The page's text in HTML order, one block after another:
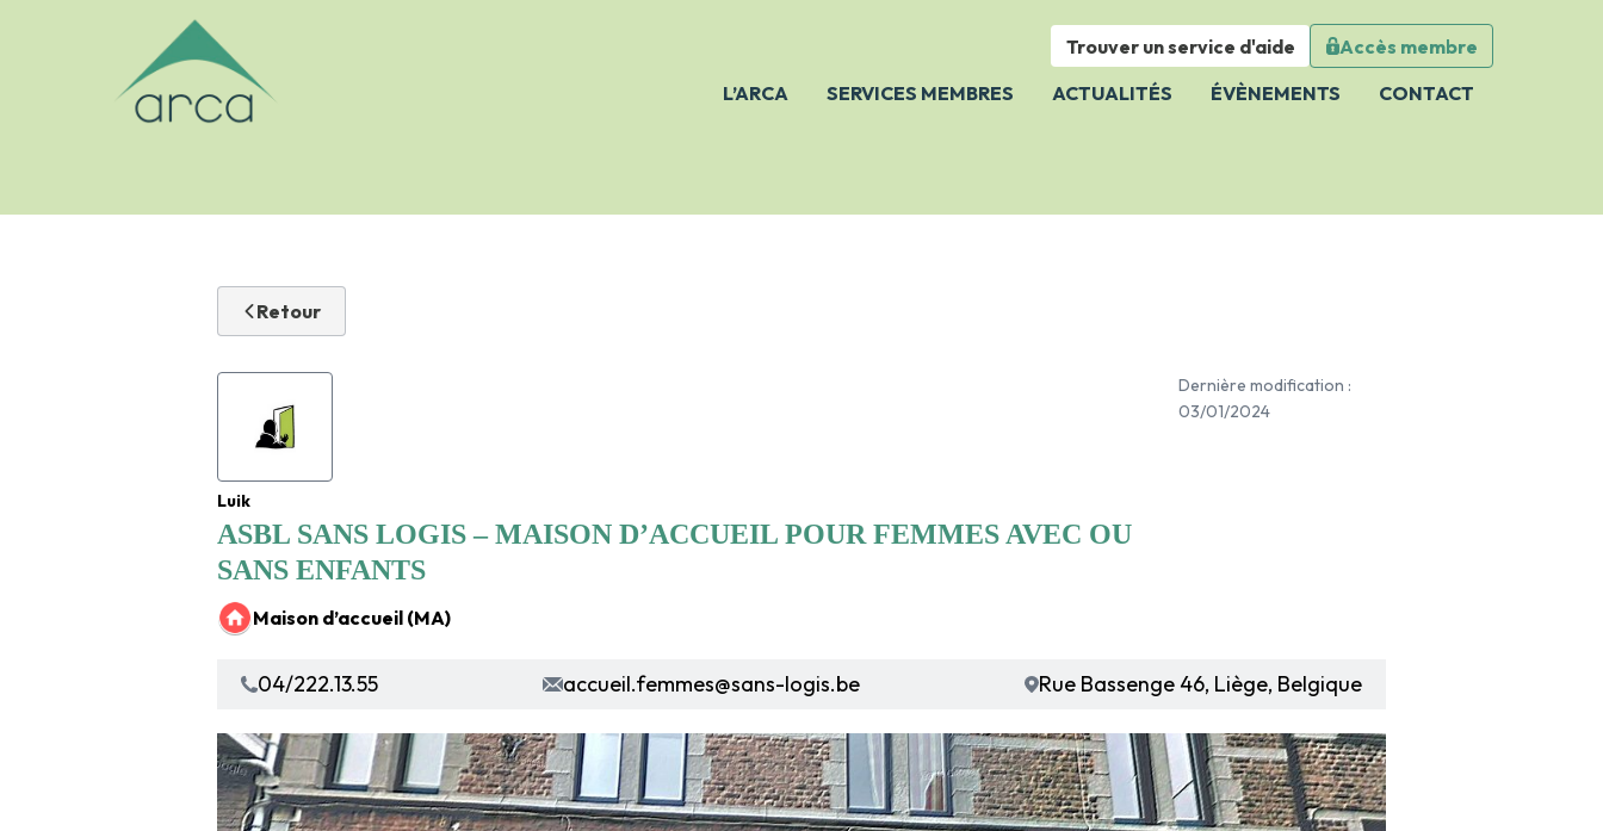
Logo Arca-asbl
Trouver un service d'aide
Accès membre
L’ARCA
SERVICES MEMBRES ACTUALITÉS ÉVÈNEMENTS CONTACT
JE SUIS DÉJÀ MEMBRE
Retour
Luik
ASBL SANS LOGIS – MAISON D’ACCUEIL POUR FEMMES AVEC OU
SANS ENFANTS
Maison d’accueil (MA)
Dernière modification :
03/01/2024
04/222.13.55 accueil.femmes@sans-logis.be Rue Bassenge 46, Liège, Belgique